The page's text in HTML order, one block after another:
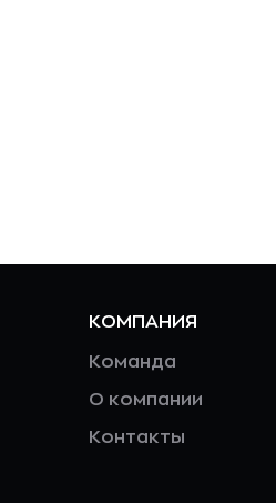
КОМПАНИЯ
Команда
О компании
Контакты